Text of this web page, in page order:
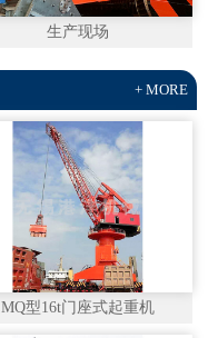
生产现场
+ MORE
MQ型16t门座式起重机